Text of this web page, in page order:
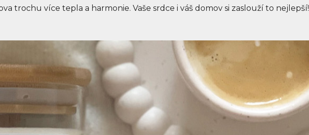
trochu více tepla a harmonie. Vaše srdce i váš domov si zaslouží to nejlepší!